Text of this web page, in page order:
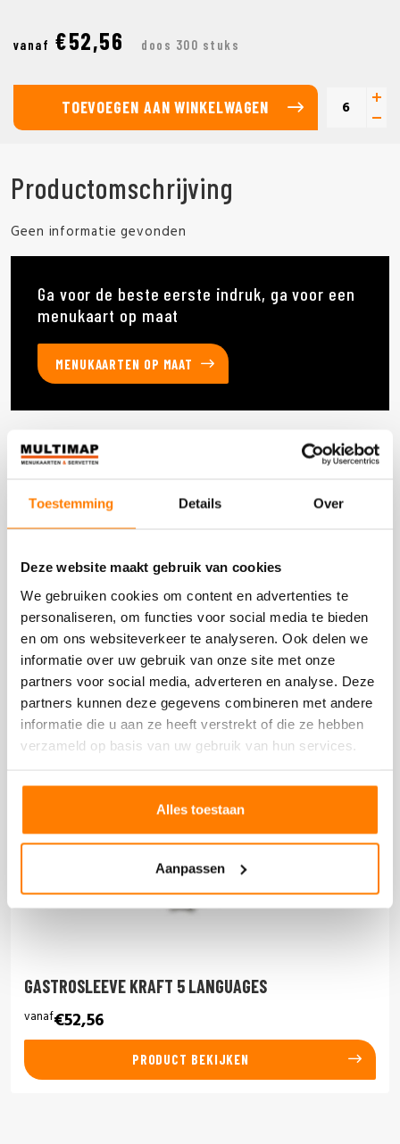
Toestemming Details Over
Deze website maakt gebruik van cookies
We gebruiken cookies om content en advertenties te
personaliseren, om functies voor social media te bieden
en om ons websiteverkeer te analyseren. Ook delen we
informatie over uw gebruik van onze site met onze
partners voor social media, adverteren en analyse. Deze
partners kunnen deze gegevens combineren met andere
informatie die u aan ze heeft verstrekt of die ze hebben
verzameld op basis van uw gebruik van hun services.
Alles toestaan
Aanpassen
vanaf €52,56 doos 300 stuks
TOEVOEGEN AAN WINKELWAGEN
Productomschrijving
Geen informatie gevonden
Ga voor de beste eerste indruk, ga voor een
menukaart op maat
MENUKAARTEN OP MAAT
GASTROSLEEVE KRAFT 5 LANGUAGES
vanaf€52,56
PRODUCT BEKIJKEN